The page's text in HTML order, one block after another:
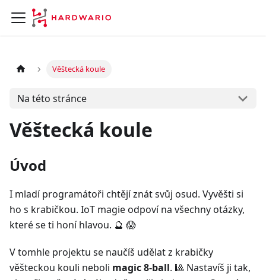
Věštecká koule
Na této stránce
Věštecká koule
Úvod
I mladí programátoři chtějí znát svůj osud. Vyvěšti si
ho s krabičkou. IoT magie odpoví na všechny otázky,
které se ti honí hlavou. 🔮 😱
V tomhle projektu se naučíš udělat z krabičky
věšteckou kouli neboli magic 8-ball. ️🎱 Nastavíš ji tak,